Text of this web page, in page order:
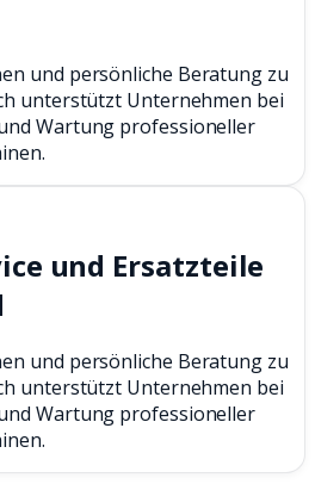
und persönliche Beratung zu
unterstützt Unternehmen bei
Wartung professioneller
und Ersatzteile
und persönliche Beratung zu
unterstützt Unternehmen bei
Wartung professioneller